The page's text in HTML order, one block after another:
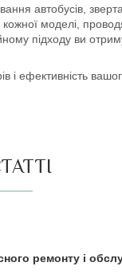
автобусів,
моделі,
підходу ви
і ефективність
ремонту і